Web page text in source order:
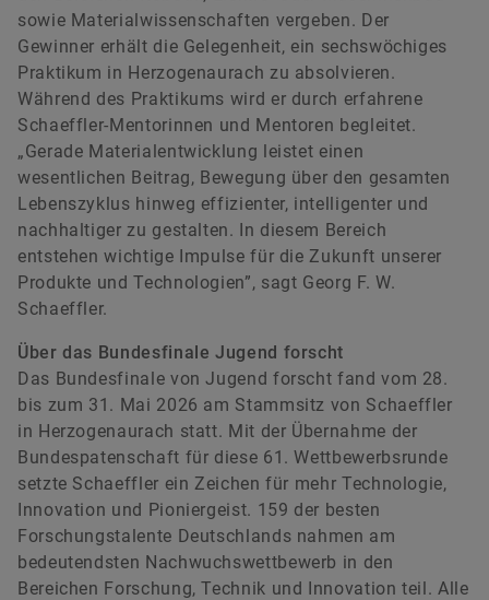
sowie Materialwissenschaften vergeben. Der
Gewinner erhält die Gelegenheit, ein sechswöchiges
Praktikum in Herzogenaurach zu absolvieren.
Während des Praktikums wird er durch erfahrene
Schaeffler-Mentorinnen und Mentoren begleitet.
„Gerade Materialentwicklung leistet einen
wesentlichen Beitrag, Bewegung über den gesamten
Lebenszyklus hinweg effizienter, intelligenter und
nachhaltiger zu gestalten. In diesem Bereich
entstehen wichtige Impulse für die Zukunft unserer
Produkte und Technologien”, sagt Georg F. W.
Schaeffler.
Über das Bundesfinale Jugend forscht
Das Bundesfinale von Jugend forscht fand vom 28.
bis zum 31. Mai 2026 am Stammsitz von Schaeffler
in Herzogenaurach statt. Mit der Übernahme der
Bundespatenschaft für diese 61. Wettbewerbsrunde
setzte Schaeffler ein Zeichen für mehr Technologie,
Innovation und Pioniergeist. 159 der besten
Forschungstalente Deutschlands nahmen am
bedeutendsten Nachwuchswettbewerb in den
Bereichen Forschung, Technik und Innovation teil. Alle